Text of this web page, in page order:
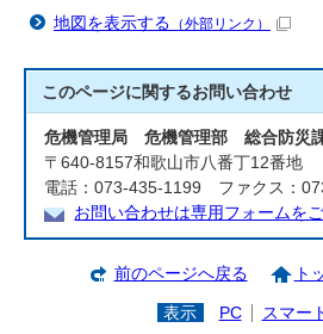
地図を表示する （外部リンク）
このページに関するお問い合わせ
危機管理局 危機管理部 総合防災
〒640-8157和歌山市八番丁12番地
電話：073-435-1199 ファクス：
お問い合わせは専用フォームを
前のページへ戻る ト
表示 PC スマー